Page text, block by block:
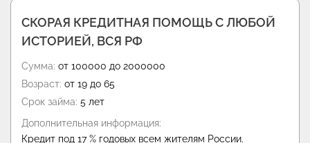
СКОРАЯ КРЕДИТНАЯ ПОМОЩЬ С ЛЮБОЙ
ИСТОРИЕЙ, ВСЯ РФ
Сумма: от 100000 до 2000000
Возраст: от 19 до 65
Срок займа: 5 лет
Дополнительная информация:
Кредит под 17 % годовых всем жителям России.